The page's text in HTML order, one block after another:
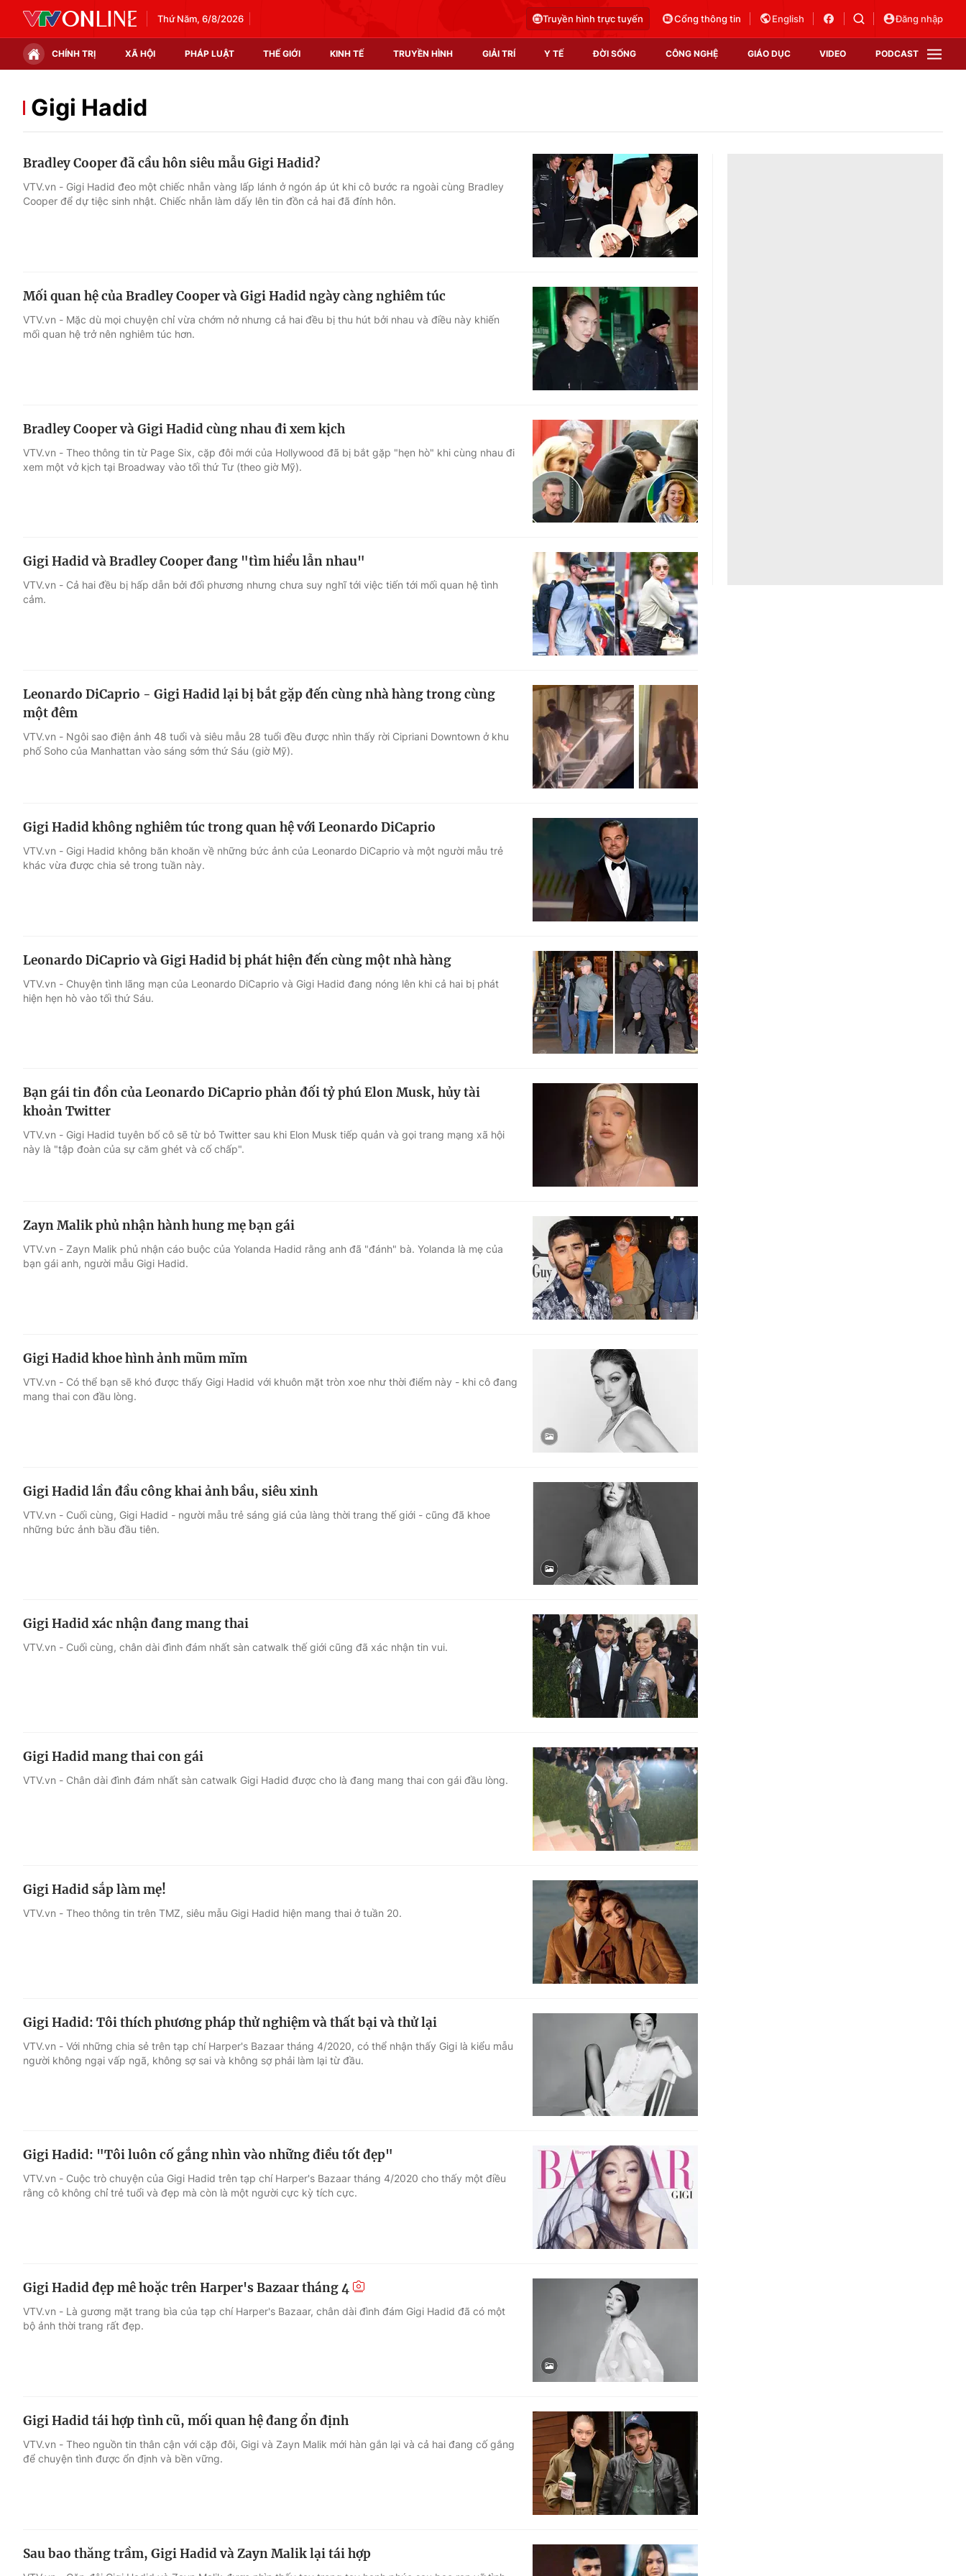
Thứ Năm, 6/8/2026 Truyền hình trực tuyến Cổng thông tin English Đăng nhập
CHÍNH TRỊ XÃ HỘI PHÁP LUẬT THẾ GIỚI KINH TẾ TRUYỀN HÌNH GIẢI TRÍ Y TẾ ĐỜI SỐNG CÔNG NGHỆ GIÁO DỤC VIDEO PODCAST
Chính trị
Thế giới đó đây
Thị trường
Hậu trường
Video
Shorts video
Podcast
EMagazine
Photo
Infographic
Góc ảnh
Điện ảnh
Âm nhạc
Sao
Du lịch
Làm đẹp
Chất lượng cuộc sống
Học trực tuyến
Công nghệ
Hitech Công nghệ tương lai
Sản phẩm
Thị trường
Tư vấn
VTV Sức khoẻ
Gigi Hadid
Bradley Cooper đã cầu hôn siêu mẫu Gigi Hadid?
VTV.vn - Gigi Hadid đeo một chiếc nhẫn vàng lấp lánh ở ngón áp út khi cô bước ra ngoài cùng Bradley
Cooper để dự tiệc sinh nhật. Chiếc nhẫn làm dấy lên tin đồn cả hai đã đính hôn.
Mối quan hệ của Bradley Cooper và Gigi Hadid ngày càng nghiêm túc
VTV.vn - Mặc dù mọi chuyện chỉ vừa chớm nở nhưng cả hai đều bị thu hút bởi nhau và điều này khiến
mối quan hệ trở nên nghiêm túc hơn.
Bradley Cooper và Gigi Hadid cùng nhau đi xem kịch
VTV.vn - Theo thông tin từ Page Six, cặp đôi mới của Hollywood đã bị bắt gặp "hẹn hò" khi cùng nhau đi
xem một vở kịch tại Broadway vào tối thứ Tư (theo giờ Mỹ).
Gigi Hadid và Bradley Cooper đang "tìm hiểu lẫn nhau"
VTV.vn - Cả hai đều bị hấp dẫn bởi đối phương nhưng chưa suy nghĩ tới việc tiến tới mối quan hệ tình
cảm.
Leonardo DiCaprio - Gigi Hadid lại bị bắt gặp đến cùng nhà hàng trong cùng
một đêm
VTV.vn - Ngôi sao điện ảnh 48 tuổi và siêu mẫu 28 tuổi đều được nhìn thấy rời Cipriani Downtown ở khu
phố Soho của Manhattan vào sáng sớm thứ Sáu (giờ Mỹ).
Gigi Hadid không nghiêm túc trong quan hệ với Leonardo DiCaprio
VTV.vn - Gigi Hadid không băn khoăn về những bức ảnh của Leonardo DiCaprio và một người mẫu trẻ
khác vừa được chia sẻ trong tuần này.
Leonardo DiCaprio và Gigi Hadid bị phát hiện đến cùng một nhà hàng
VTV.vn - Chuyện tình lãng mạn của Leonardo DiCaprio và Gigi Hadid đang nóng lên khi cả hai bị phát
hiện hẹn hò vào tối thứ Sáu.
Bạn gái tin đồn của Leonardo DiCaprio phản đối tỷ phú Elon Musk, hủy tài
khoản Twitter
VTV.vn - Gigi Hadid tuyên bố cô sẽ từ bỏ Twitter sau khi Elon Musk tiếp quản và gọi trang mạng xã hội
này là "tập đoàn của sự căm ghét và cố chấp".
Zayn Malik phủ nhận hành hung mẹ bạn gái
VTV.vn - Zayn Malik phủ nhận cáo buộc của Yolanda Hadid rằng anh đã "đánh" bà. Yolanda là mẹ của
bạn gái anh, người mẫu Gigi Hadid.
Gigi Hadid khoe hình ảnh mũm mĩm
VTV.vn - Có thể bạn sẽ khó được thấy Gigi Hadid với khuôn mặt tròn xoe như thời điểm này - khi cô đang
mang thai con đầu lòng.
Gigi Hadid lần đầu công khai ảnh bầu, siêu xinh
VTV.vn - Cuối cùng, Gigi Hadid - người mẫu trẻ sáng giá của làng thời trang thế giới - cũng đã khoe
những bức ảnh bầu đầu tiên.
Gigi Hadid xác nhận đang mang thai
VTV.vn - Cuối cùng, chân dài đình đám nhất sàn catwalk thế giới cũng đã xác nhận tin vui.
Gigi Hadid mang thai con gái
VTV.vn - Chân dài đình đám nhất sàn catwalk Gigi Hadid được cho là đang mang thai con gái đầu lòng.
Gigi Hadid sắp làm mẹ!
VTV.vn - Theo thông tin trên TMZ, siêu mẫu Gigi Hadid hiện mang thai ở tuần 20.
Gigi Hadid: Tôi thích phương pháp thử nghiệm và thất bại và thử lại
VTV.vn - Với những chia sẻ trên tạp chí Harper's Bazaar tháng 4/2020, có thể nhận thấy Gigi là kiểu mẫu
người không ngại vấp ngã, không sợ sai và không sợ phải làm lại từ đầu.
Gigi Hadid: "Tôi luôn cố gắng nhìn vào những điều tốt đẹp"
VTV.vn - Cuộc trò chuyện của Gigi Hadid trên tạp chí Harper's Bazaar tháng 4/2020 cho thấy một điều
rằng cô không chỉ trẻ tuổi và đẹp mà còn là một người cực kỳ tích cực.
Gigi Hadid đẹp mê hoặc trên Harper's Bazaar tháng 4
VTV.vn - Là gương mặt trang bìa của tạp chí Harper's Bazaar, chân dài đình đám Gigi Hadid đã có một
bộ ảnh thời trang rất đẹp.
Gigi Hadid tái hợp tình cũ, mối quan hệ đang ổn định
VTV.vn - Theo nguồn tin thân cận với cặp đôi, Gigi và Zayn Malik mới hàn gắn lại và cả hai đang cố gắng
để chuyện tình được ổn định và bền vững.
Sau bao thăng trầm, Gigi Hadid và Zayn Malik lại tái hợp